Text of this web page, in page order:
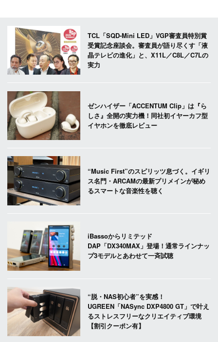
TCL「SQD-Mini LED」VGP審査員特別賞
受賞記念座談会。審査員が語り尽くす「液
晶テレビの進化」と、X11L／C8L／C7Lの
実力
ゼンハイザー「ACCENTUM Clip」は『ら
しさ』全開の実力機！同社初イヤーカフ型
イヤホンを徹底レビュー
“Music First”のスピリッツ息づく。イギリ
ス名門・ARCAMの最新プリメインが秘め
るスマートな音楽性を聴く
iBassoからリミテッド
DAP「DX340MAX」登場！通常ラインナッ
プ3モデルとあわせて一斉試聴
“脱・NAS初心者”を実感！
UGREEN「NASync DXP4800 GT」で叶え
るストレスフリーなクリエイティブ環境
【割引クーポン有】